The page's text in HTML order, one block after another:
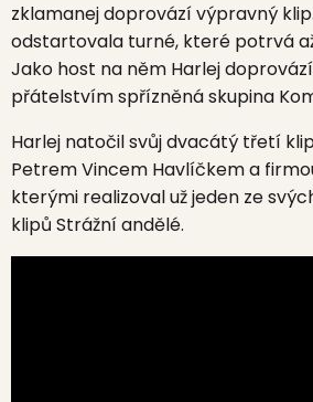
zklamanejdoprovází výpravný
odstartovala turné, které potrvá
Jako host na něm Harlej
přátelstvím spřízněná skupina
Harlej natočil svůj dvacátý třetí
Petrem Vincem Havlíčkema
kterými realizoval už jeden ze
klipů Strážní andělé.